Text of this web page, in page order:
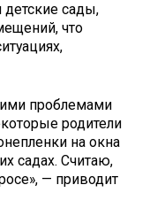
детские сады,
что
проблемами
родители
на окна
садах. Считаю,
— приводит